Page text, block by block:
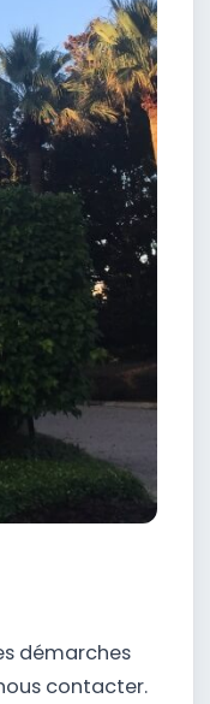
démarches
contacter.